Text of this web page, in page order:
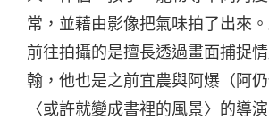
常，並藉由影像把氣味拍了出來
前往拍攝的是擅長透過畫面捕捉
翰，他也是之前宜農與阿爆（阿
〈或許就變成書裡的風景〉的導